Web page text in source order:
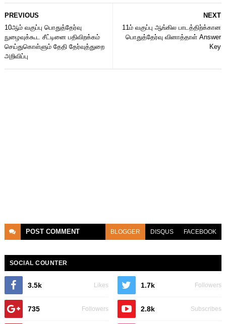
NEXT
11ம் வகுப்பு ஆங்கில பாடத்திற்க்கான
பொதுத்தேர்வு வினாத்தாள் Answer
Key
PREVIOUS
10ஆம் வகுப்பு பொதுத்தேர்வு
நுழைவுக்கூட சீட்டினை பதிவிறக்கம்
செய்துகொள்ளும் தேதி தேர்வுத்துறை
அறிவிப்பு
POST COMMENT BLOGGER DISQUS FACEBOOK
SOCIAL COUNTER
3.5k Likes 1.7k Followers
735 Followers 2.8k Subscribes